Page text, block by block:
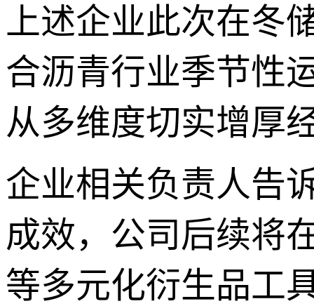
上述企业此次在冬
合沥青行业季节性
从多维度切实增厚
企业相关负责人告
成效，公司后续将
等多元化衍生品工